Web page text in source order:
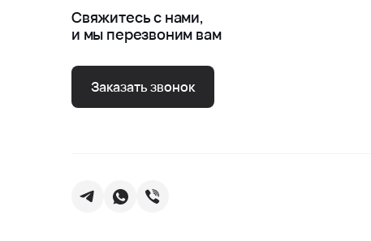
Свяжитесь с нами,
и мы перезвоним вам
Заказать звонок